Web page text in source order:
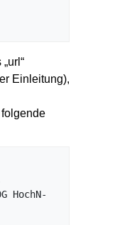
Einleitung),
folgende